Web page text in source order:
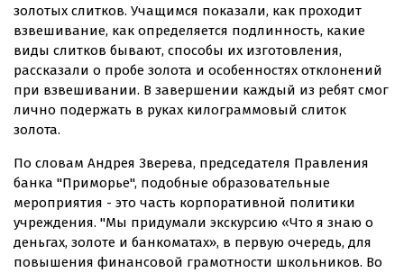
золотых слитков. Учащимся показали, как проходит
взвешивание, как определяется подлинность, какие
виды слитков бывают, способы их изготовления,
рассказали о пробе золота и особенностях отклонений
при взвешивании. В завершении каждый из ребят смог
лично подержать в руках килограммовый слиток
золота.
По словам Андрея Зверева, председателя Правления
банка "Приморье", подобные образовательные
мероприятия - это часть корпоративной политики
учреждения. "Мы придумали экскурсию «Что я знаю о
деньгах, золоте и банкоматах», в первую очередь, для
повышения финансовой грамотности школьников. Во